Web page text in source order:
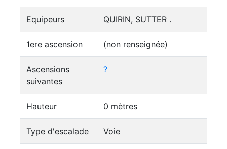
Equipeurs QUIRIN, SUTTER .
1ere ascension (non renseignée)
Ascensions
suivantes
?
Hauteur 0 mètres
Type d'escalade Voie